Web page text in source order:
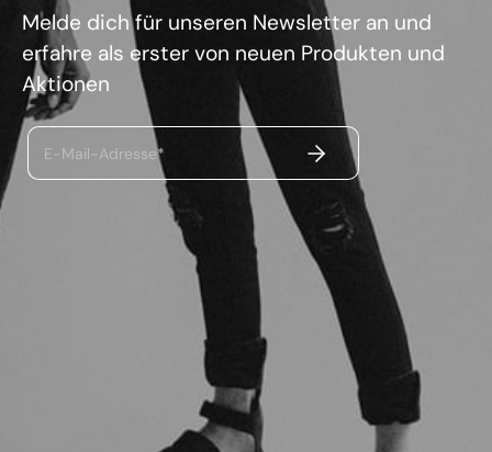
Melde dich für unseren Newsletter an und
erfahre als erster von neuen Produkten und
Aktionen
E-Mail-Adresse* ABSENDEN